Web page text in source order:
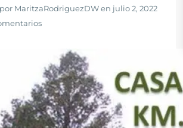
MaritzaRodriguezDW en julio 2, 2022